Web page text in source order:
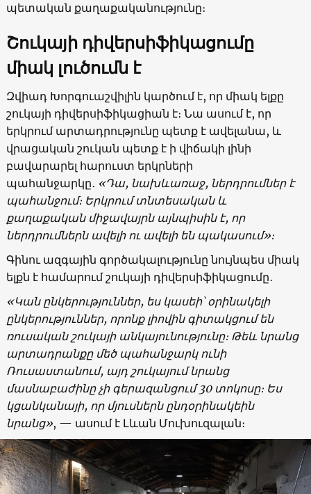
պետական քաղաքականությունը։
Շուկայի դիվերսիֆիկացումը
միակ լուծումն է
Զվիադ Խորգուաշվիլին կարծում է, որ միակ ելքը
շուկայի դիվերսիֆիկացիան է։ Նա ասում է, որ
երկրում արտադրությունը պետք է ավելանա, և
վրացական շուկան պետք է ի վիճակի լինի
բավարարել հարուստ երկրների
պահանջարկը․ «Դա, նախևառաջ, ներդրումներ է
պահանջում։ Երկրում տնտեսական և
քաղաքական միջավայրն այնպիսին է, որ
ներդրումներն ավելի ու ավելի են պակասում»։
Գինու ազգային գործակալությունը նույնպես միակ
ելքն է համարում շուկայի դիվերսիֆիկացումը․
«Կան ընկերություններ, ես կասեի՝ օրինակելի
ընկերություններ, որոնք լիովին գիտակցում են
ռուսական շուկայի անկայունությունը։ Թեև նրանց
արտադրանքը մեծ պահանջարկ ունի
Ռուսաստանում, այդ շուկայում նրանց
մասնաբաժինը չի գերազանցում 30 տոկոսը։ Ես
կցանկանայի, որ մյուսներն ընդօրինակեին
նրանց», — ասում է Լևան Մուխուզալան։